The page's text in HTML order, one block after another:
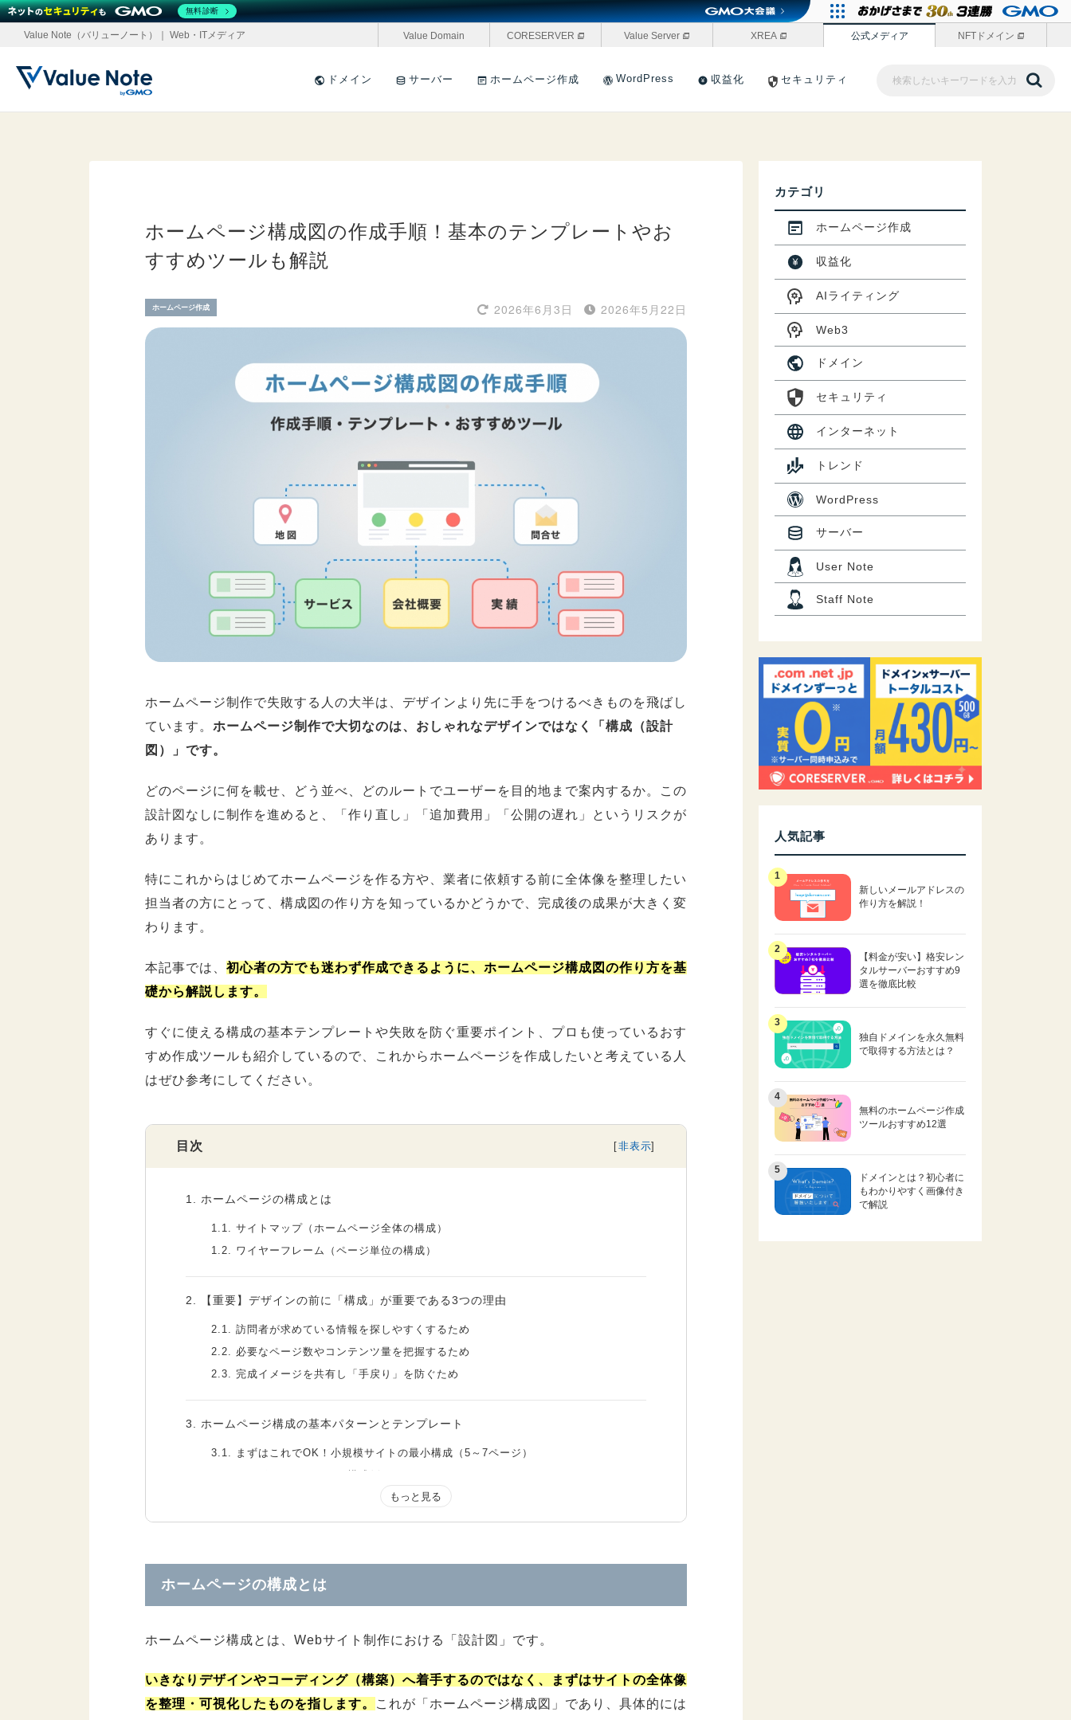
Value Note（バリューノート）｜ Web・ITメディア Value Domain CORESERVER Value Server XREA 公式メディア NFTドメイン
ドメイン サーバー ホームページ作成 WordPress 収益化 セキュリティ
ホームページ構成図の作成手順！基本のテンプレートやお
すすめツールも解説
2026年5月22日
2026年6月3日
ホームページ作成
ホームページ制作で失敗する人の大半は、デザインより先に手をつけるべきものを飛ばし
ています。 ホームページ制作で大切なのは、おしゃれなデザインではなく「構成（設計
図）」です。
どのページに何を載せ、どう並べ、どのルートでユーザーを目的地まで案内するか。この
設計図なしに制作を進めると、「作り直し」「追加費用」「公開の遅れ」というリスクが
あります。
特にこれからはじめてホームページを作る方や、業者に依頼する前に全体像を整理したい
担当者の方にとって、構成図の作り方を知っているかどうかで、完成後の成果が大きく変
わります。
本記事では、 初心者の方でも迷わず作成できるように、ホームページ構成図の作り方を基
礎から解説します。
すぐに使える構成の基本テンプレートや失敗を防ぐ重要ポイント、プロも使っているおす
すめ作成ツールも紹介しているので、これからホームページを作成したいと考えている人
はぜひ参考にしてください。
目次
1. ホームページの構成とは
1.1.
サイトマップ（ホームページ全体の構成）
1.2.
ワイヤーフレーム（ページ単位の構成）
2. 【重要】デザインの前に「構成」が重要である3つの理由
2.1.
訪問者が求めている情報を探しやすくするため
2.2.
必要なページ数やコンテンツ量を把握するため
2.3.
完成イメージを共有し「手戻り」を防ぐため
3. ホームページ構成の基本パターンとテンプレート
3.1.
まずはこれでOK！小規模サイトの最小構成（5～7ページ）
コーポレートサイトの構成例
通販サイト（ECサイト）の構成例
3.4.採用サイトの構成例
4.サイト構成（サイトマップ）の作成手順【4ステップ】
4.2.必要なページを洗い出す
4.4.ページの階層を決める
ホームページの構成とは
ホームページ構成とは、Webサイト制作における「設計図」です。
いきなりデザインやコーディング（構築）へ着手するのではなく、まずはサイトの全体像
を整理・可視化したものを指します。
これが「ホームページ構成図」であり、具体的には
カテゴリ
ホームページ作成
収益化
AIライティング
Web3
ドメイン
セキュリティ
インターネット
トレンド
WordPress
サーバー
User Note
Staff Note
人気記事
新しいメールアドレスの
作り方を解説！
【料金が安い】格安レン
タルサーバーおすすめ9
選を徹底比較
独自ドメインを永久無料
で取得する方法とは？
無料のホームページ作成
ツールおすすめ12選
ドメインとは？初心者に
もわかりやすく画像付き
で解説
無料診断